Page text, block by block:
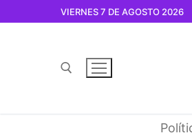
VIERNES 7 DE AGOSTO 2026